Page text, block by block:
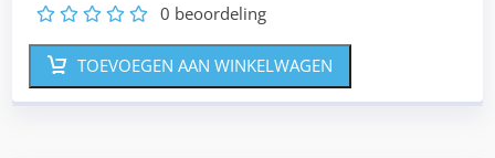
5
4
3
2 0 beoordeling
TOEVOEGEN AAN WINKELWAGEN